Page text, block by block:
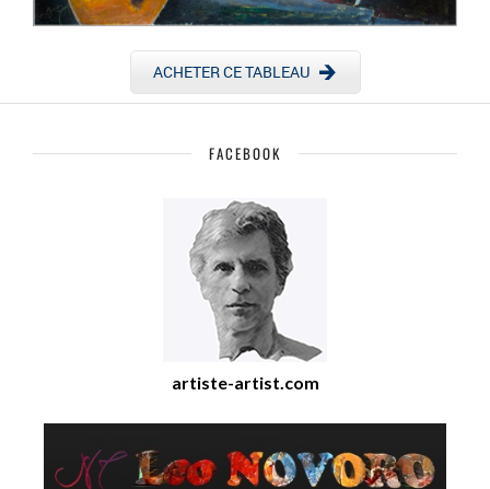
ACHETER CE TABLEAU
FACEBOOK
artiste-artist.com